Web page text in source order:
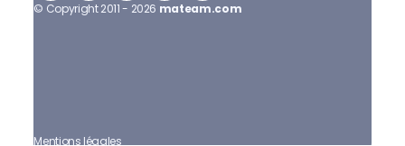
© Copyright 2011 - 2026 mateam.com
Mentions légales